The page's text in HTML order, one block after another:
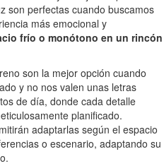
son perfectas cuando buscamos
más emocional y
frío o monótono en un rincón
son la mejor opción cuando
y no nos valen unas letras
de día, donde cada detalle
planificado.
adaptarlas según el espacio
o escenario, adaptando su